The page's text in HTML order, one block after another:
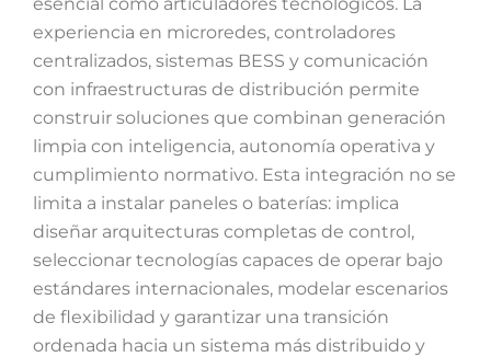
experiencia en microredes, controladores
centralizados, sistemas BESS y comunicación
con infraestructuras de distribución permite
construir soluciones que combinan generación
limpia con inteligencia, autonomía operativa y
cumplimiento normativo. Esta integración no se
limita a instalar paneles o baterías: implica
diseñar arquitecturas completas de control,
seleccionar tecnologías capaces de operar bajo
estándares internacionales, modelar escenarios
de flexibilidad y garantizar una transición
ordenada hacia un sistema más distribuido y